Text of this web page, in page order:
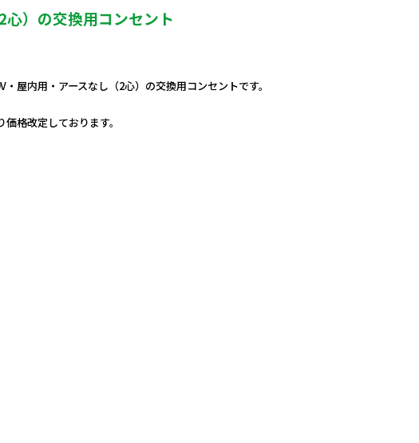
）の交換用コンセント
・屋内用・アースなし（2心）の交換用コンセントです。
格改定しております。